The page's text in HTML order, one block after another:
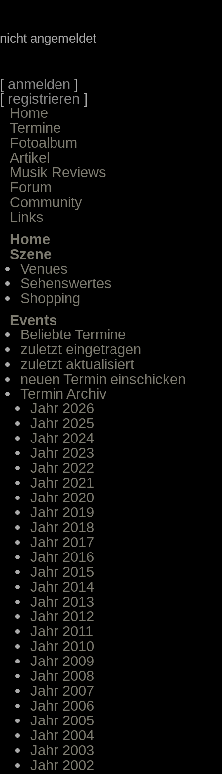
nicht angemeldet
[ anmelden ]
[ registrieren ]
Home
Termine
Fotoalbum
Artikel
Musik Reviews
Forum
Community
Links
Home
Szene
Venues
Sehenswertes
Shopping
Events
Beliebte Termine
zuletzt eingetragen
zuletzt aktualisiert
neuen Termin einschicken
Termin Archiv
Jahr 2026
Jahr 2025
Jahr 2024
Jahr 2023
Jahr 2022
Jahr 2021
Jahr 2020
Jahr 2019
Jahr 2018
Jahr 2017
Jahr 2016
Jahr 2015
Jahr 2014
Jahr 2013
Jahr 2012
Jahr 2011
Jahr 2010
Jahr 2009
Jahr 2008
Jahr 2007
Jahr 2006
Jahr 2005
Jahr 2004
Jahr 2003
Jahr 2002